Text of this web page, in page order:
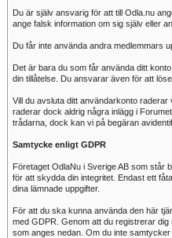
Du är själv ansvarig för att till Odla.nu
ange falsk information om sig själv eller
Du får inte använda andra medlemmars
Det är bara du som får använda ditt
din tillåtelse. Du ansvarar även för att
Vill du avsluta ditt användarkonto raderar
raderar dock aldrig några inlägg i
trådarna, dock kan vi på begäran
Samtycke enligt GDPR
Företaget OdlaNu i Sverige AB som står
för att skydda din integritet. Endast ett
dina lämnade uppgifter.
För att du ska kunna använda den här
med GDPR. Genom att du registrerar
som anges nedan. Om du inte